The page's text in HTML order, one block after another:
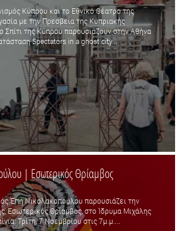
Κύπρου και το Εθνικό Θέατρο της
με την Πρεσβεία της Κυπριακής
Σπίτι της Κύπρου παρουσιάζουν στην Αθήνα
Spectators in a ghost city...
| Εσωτερικός Θρίαμβος
Έπη Νικολακοπούλου παρουσιάζει την
Εσωτερικός Θρίαμβος, στο Ίδρυμα Μιχάλης
Τρίτη, 7 Νοεμβρίου στις 7μ.μ....